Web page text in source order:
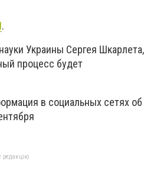
.
Украины Сергея Шкарлета,
процесс будет
в социальных сетях об
редакцію